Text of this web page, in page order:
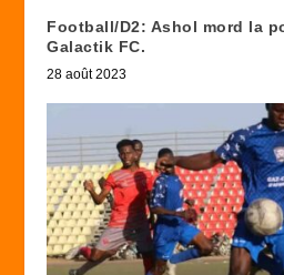
Football/D2: Ashol mord la
Galactik FC.
28 août 2023